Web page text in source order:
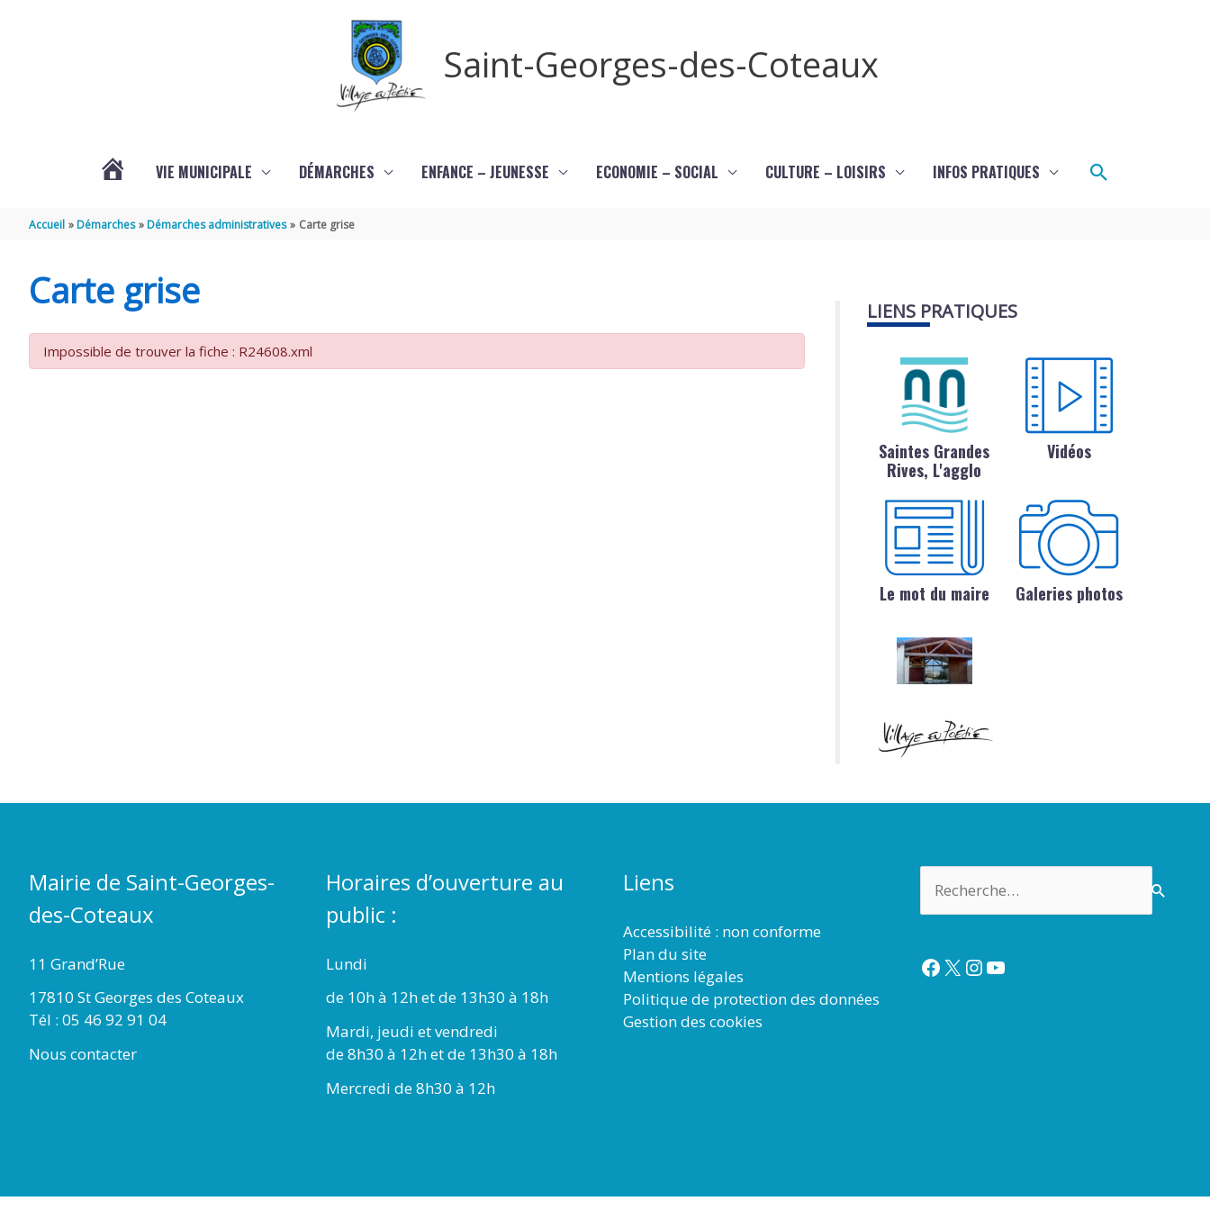
Saint-Georges-des-Coteaux
VIE MUNICIPALE DÉMARCHES ENFANCE – JEUNESSE ECONOMIE – SOCIAL CULTURE – LOISIRS INFOS PRATIQUES Rechercher
Accueil Démarches Démarches administratives Carte grise
Carte grise
Impossible de trouver la fiche : R24608.xml
LIENS PRATIQUES
Saintes Grandes
Rives, L'agglo
Vidéos
Le mot du maire Galeries photos
Mairie de Saint-Georges-
des-Coteaux
11 Grand’Rue
17810 St Georges des Coteaux
Tél : 05 46 92 91 04
Nous contacter
Horaires d’ouverture au
public :
Lundi
de 10h à 12h et de 13h30 à 18h
Mardi, jeudi et vendredi
de 8h30 à 12h et de 13h30 à 18h
Mercredi de 8h30 à 12h
Liens
Accessibilité : non conforme
Plan du site
Mentions légales
Politique de protection des données
Gestion des cookies
Facebook
X Instagram
YouTube